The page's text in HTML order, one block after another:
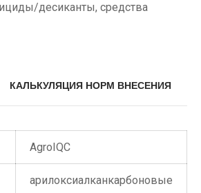
десиканты, средства
КАЛЬКУЛЯЦИЯ НОРМ ВНЕСЕНИЯ
AgroIQC
арилоксиалканкарбоновые